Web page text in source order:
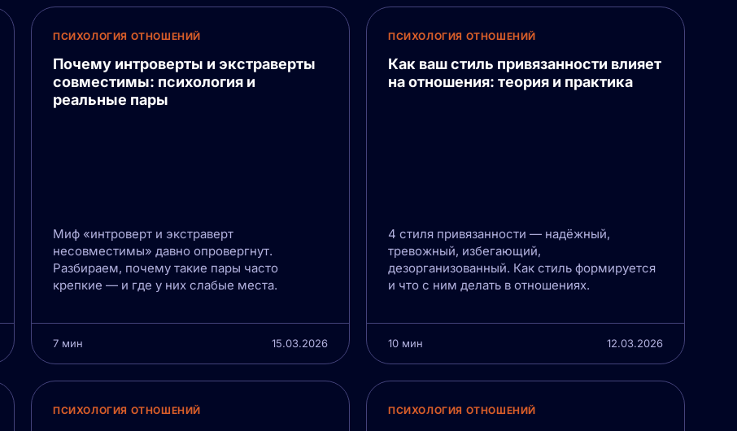
ПСИХОЛОГИЯ ОТНОШЕНИЙ
Почему интроверты и экстраверты
совместимы: психология и
реальные пары
Миф «интроверт и экстраверт
несовместимы» давно опровергнут.
Разбираем, почему такие пары часто
крепкие — и где у них слабые места.
7 мин 15.03.2026
ПСИХОЛОГИЯ ОТНОШЕНИЙ
Как ваш стиль привязанности влияет
на отношения: теория и практика
4 стиля привязанности — надёжный,
тревожный, избегающий,
дезорганизованный. Как стиль формируется
и что с ним делать в отношениях.
10 мин 12.03.2026
ПСИХОЛОГИЯ ОТНОШЕНИЙ ПСИХОЛОГИЯ ОТНОШЕНИЙ